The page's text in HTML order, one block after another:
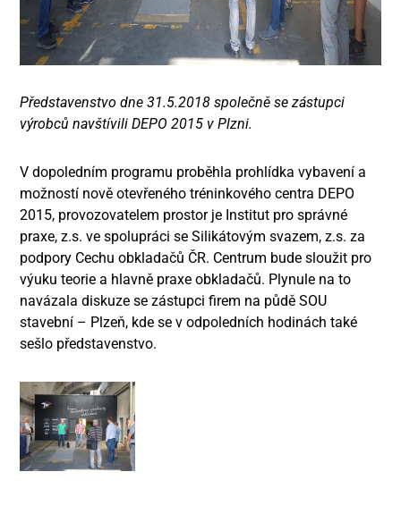
Představenstvo dne 31.5.2018 společně se zástupci
výrobců navštívili DEPO 2015 v Plzni.
V dopoledním programu proběhla prohlídka vybavení a
možností nově otevřeného tréninkového centra DEPO
2015, provozovatelem prostor je Institut pro správné
praxe, z.s. ve spolupráci se Silikátovým svazem, z.s. za
podpory Cechu obkladačů ČR. Centrum bude sloužit pro
výuku teorie a hlavně praxe obkladačů. Plynule na to
navázala diskuze se zástupci firem na půdě SOU
stavební – Plzeň, kde se v odpoledních hodinách také
sešlo představenstvo.